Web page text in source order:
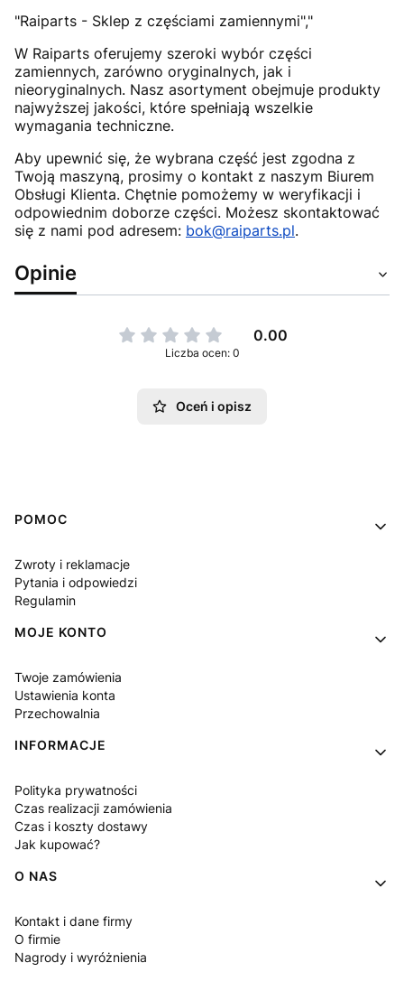
"Raiparts - Sklep z częściami zamiennymi","
W Raiparts oferujemy szeroki wybór części
zamiennych, zarówno oryginalnych, jak i
nieoryginalnych. Nasz asortyment obejmuje produkty
najwyższej jakości, które spełniają wszelkie
wymagania techniczne.
Aby upewnić się, że wybrana część jest zgodna z
Twoją maszyną, prosimy o kontakt z naszym Biurem
Obsługi Klienta. Chętnie pomożemy w weryfikacji i
odpowiednim doborze części. Możesz skontaktować
się z nami pod adresem: bok@raiparts.pl.
Opinie
0.00
Liczba ocen: 0
Oceń i opisz
Linki w stopce
POMOC
Zwroty i reklamacje
Pytania i odpowiedzi
Regulamin
MOJE KONTO
Twoje zamówienia
Ustawienia konta
Przechowalnia
INFORMACJE
Polityka prywatności
Czas realizacji zamówienia
Czas i koszty dostawy
Jak kupować?
O NAS
Kontakt i dane firmy
O firmie
Nagrody i wyróżnienia